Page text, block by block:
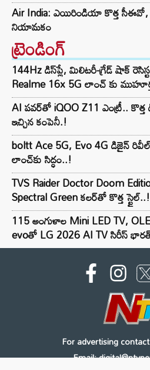
Air India: ఎయిరిండియా కొత్త
నియామకం
ట్రెండింగ్‌
144Hz డిస్‌ప్లే, మిలిటరీ-గ్రేడ్ షాక్
Realme 16x 5G లాంచ్ కు
AI పవర్‌తో iQOO Z11 ఎంట్రీ.. కొత్త
ఇచ్చిన కంపెనీ.!
boltt Ace 5G, Evo 4G డిజైన్
లాంచ్‌కు సిద్ధం..!
TVS Raider Doctor Doom
Spectral Green కలర్‌తో కొత్త స్టైల్..!
115 అంగుళాల Mini LED TV,
evoతో LG 2026 AI TV సిరీస్
For advertising
Email: